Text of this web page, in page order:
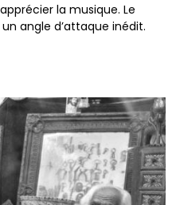
la musique. Le
angle d’attaque inédit.